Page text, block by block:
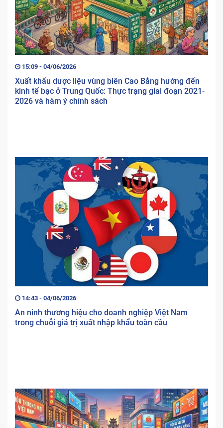
15:09 - 04/06/2026
Xuất khẩu dược liệu vùng biên Cao Bằng hướng đến
kinh tế bạc ở Trung Quốc: Thực trạng giai đoạn 2021-
2026 và hàm ý chính sách
14:43 - 04/06/2026
An ninh thương hiệu cho doanh nghiệp Việt Nam
trong chuỗi giá trị xuất nhập khẩu toàn cầu